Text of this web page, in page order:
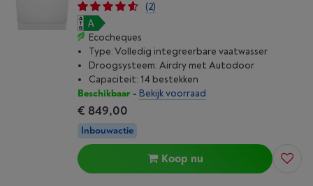
(2)
Ecocheques
Type: Volledig integreerbare vaatwasser
Droogsysteem: Airdry met Autodoor
Capaciteit: 14 bestekken
Beschikbaar- Bekijk voorraad
€ 849,00
Inbouwactie
Koop nu